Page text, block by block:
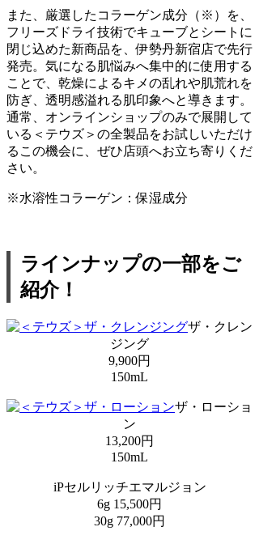
また、厳選したコラーゲン成分（※）を、
フリーズドライ技術でキューブとシートに
閉じ込めた新商品を、伊勢丹新宿店で先行
発売。気になる肌悩みへ集中的に使用する
ことで、乾燥によるキメの乱れや肌荒れを
防ぎ、透明感溢れる肌印象へと導きます。
通常、オンラインショップのみで展開して
いる＜テウズ＞の全製品をお試しいただけ
るこの機会に、ぜひ店頭へお立ち寄りくだ
さい。
※水溶性コラーゲン：保湿成分
ラインナップの一部をご
紹介！
ザ・クレン
ジング
9,900円
150mL
ザ・ローショ
ン
13,200円
150mL
iPセルリッチエマルジョン
6g 15,500円
30g 77,000円